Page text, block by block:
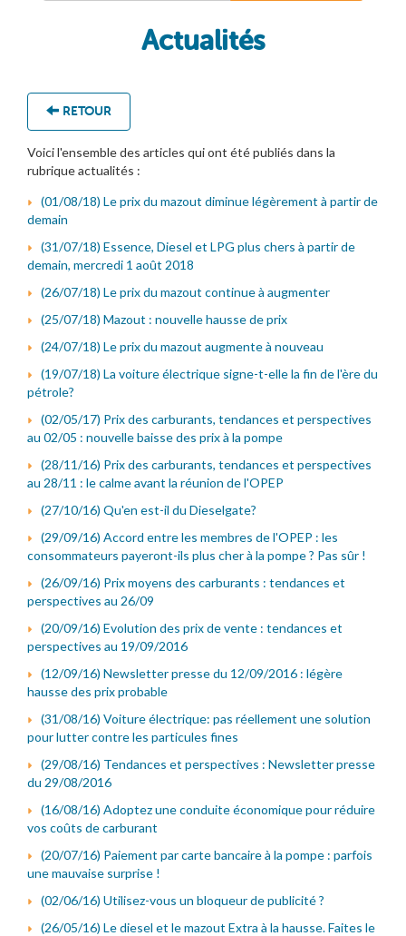
Actualités
RETOUR
Voici l'ensemble des articles qui ont été publiés dans la
rubrique actualités :
(01/08/18) Le prix du mazout diminue légèrement à partir de
demain
(31/07/18) Essence, Diesel et LPG plus chers à partir de
demain, mercredi 1 août 2018
(26/07/18) Le prix du mazout continue à augmenter
(25/07/18) Mazout : nouvelle hausse de prix
(24/07/18) Le prix du mazout augmente à nouveau
(19/07/18) La voiture électrique signe-t-elle la fin de l'ère du
pétrole?
(02/05/17) Prix des carburants, tendances et perspectives
au 02/05 : nouvelle baisse des prix à la pompe
(28/11/16) Prix des carburants, tendances et perspectives
au 28/11 : le calme avant la réunion de l'OPEP
(27/10/16) Qu'en est-il du Dieselgate?
(29/09/16) Accord entre les membres de l'OPEP : les
consommateurs payeront-ils plus cher à la pompe ? Pas sûr !
(26/09/16) Prix moyens des carburants : tendances et
perspectives au 26/09
(20/09/16) Evolution des prix de vente : tendances et
perspectives au 19/09/2016
(12/09/16) Newsletter presse du 12/09/2016 : légère
hausse des prix probable
(31/08/16) Voiture électrique: pas réellement une solution
pour lutter contre les particules fines
(29/08/16) Tendances et perspectives : Newsletter presse
du 29/08/2016
(16/08/16) Adoptez une conduite économique pour réduire
vos coûts de carburant
(20/07/16) Paiement par carte bancaire à la pompe : parfois
une mauvaise surprise !
(02/06/16) Utilisez-vous un bloqueur de publicité ?
(26/05/16) Le diesel et le mazout Extra à la hausse. Faites le